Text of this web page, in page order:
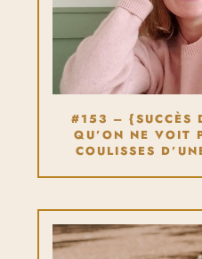
#153 – {SUCCÈS
QU’ON NE VOIT
COULISSES